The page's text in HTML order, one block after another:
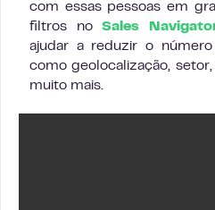
com essas pessoas em
filtros no Sales
ajudar a reduzir o
como geolocalização,
muito mais.